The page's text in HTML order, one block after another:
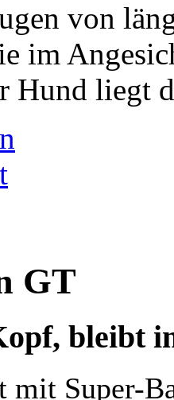
von
im
Hund liegt
GT
bleibt
mit Super-